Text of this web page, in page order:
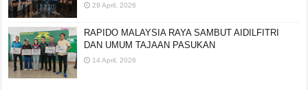
29 April, 2026
RAPIDO MALAYSIA RAYA SAMBUT AIDILFITRI
DAN UMUM TAJAAN PASUKAN
14 April, 2026